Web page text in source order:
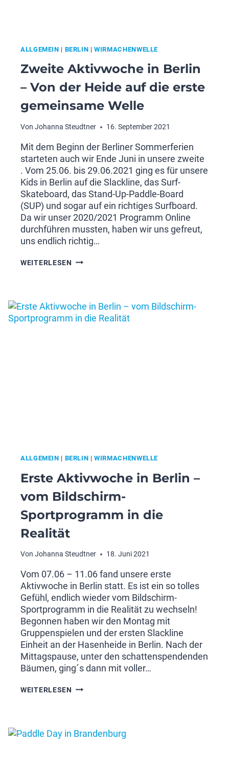
ALLGEMEIN | BERLIN |WIRMACHENWELLE
Zweite Aktivwoche in Berlin
– Von der Heide auf die erste
gemeinsame Welle
Von Johanna Steudtner 16. September 2021
Mit dem Beginn der Berliner Sommerferien
starteten auch wir Ende Juni in unsere zweite
. Vom 25.06. bis 29.06.2021 ging es für unsere
Kids in Berlin auf die Slackline, das Surf-
Skateboard, das Stand-Up-Paddle-Board
(SUP) und sogar auf ein richtiges Surfboard.
Da wir unser 2020/2021 Programm Online
durchführen mussten, haben wir uns gefreut,
uns endlich richtig…
WEITERLESEN ZWEITE
VON
DER
HEIDE
ALLGEMEIN | BERLIN |WIRMACHENWELLE
Erste Aktivwoche in Berlin –
vom Bildschirm-
Sportprogramm in die
Realität
Von Johanna Steudtner 18. Juni 2021
Vom 07.06 – 11.06 fand unsere erste
Aktivwoche in Berlin statt. Es ist ein so tolles
Gefühl, endlich wieder vom Bildschirm-
Sportprogramm in die Realität zu wechseln!
Begonnen haben wir den Montag mit
Gruppenspielen und der ersten Slackline
Einheit an der Hasenheide in Berlin. Nach der
Mittagspause, unter den schattenspendenden
Bäumen, ging´s dann mit voller…
WEITERLESEN ERSTE
VOM